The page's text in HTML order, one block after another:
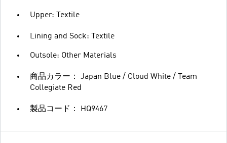
Upper: Textile
Lining and Sock: Textile
Outsole: Other Materials
商品カラー： Japan Blue / Cloud White / Team
Collegiate Red
製品コード： HQ9467